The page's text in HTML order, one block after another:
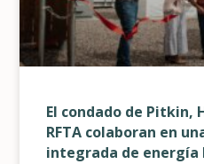
El condado de Pitkin,
RFTA colaboran en
integrada de energía